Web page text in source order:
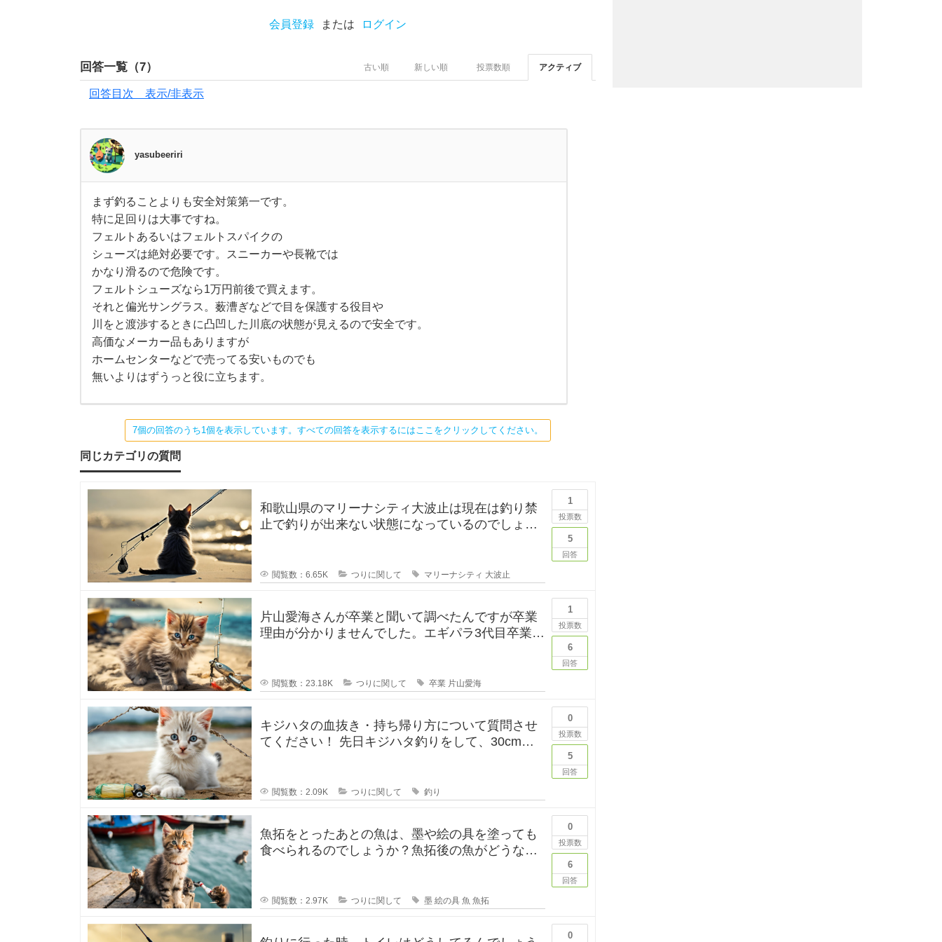
す
。
人
気
の
魚
種
や
、
そ
れ
適
し
た
初
心
者
向
け
の
タ
ッ
ク
ル
、
テ
会員登録 または ログイン
回答一覧（7） アクティブ
投票数順
新しい順
古い順
回答目次 表示/非表示
yasubeeriri
ま
ず
釣
る
こ
と
よ
り
も
安
全
対
策
第
一
で
。
り
は
事
す
ね
。
まず釣ることよりも安全対策第一です。
特に足回りは大事ですね。
フェルトあるいはフェルトスパイクの
シューズは絶対必要です。スニーカーや長靴では
かなり滑るので危険です。
フェルトシューズなら1万円前後で買えます。
それと偏光サングラス。薮漕ぎなどで目を保護する役目や
川をと渡渉するときに凸凹した川底の状態が見えるので安全です。
高価なメーカー品もありますが
ホームセンターなどで売ってる安いものでも
無いよりはずうっと役に立ちます。
7個の回答のうち1個を表示しています。すべての回答を表示するにはここをクリックしてください。
同じカテゴリの質問
和歌山県のマリーナシティ大波止は現在は釣り禁
止で釣りが出来ない状態になっているのでしょう
閲覧数：6.65K つりに関して マリーナシティ 大波止
1
投票数
5
回答
片山愛海さんが卒業と聞いて調べたんですが卒業
理由が分かりませんでした。エギパラ3代目卒業回
閲覧数：23.18K つりに関して 卒業 片山愛海
1
投票数
6
回答
キジハタの血抜き・持ち帰り方について質問させ
てください！ 先日キジハタ釣りをして、30cm台
閲覧数：2.09K つりに関して 釣り
0
投票数
5
回答
魚拓をとったあとの魚は、墨や絵の具を塗っても
食べられるのでしょうか？魚拓後の魚がどうなる
閲覧数：2.97K つりに関して 墨 絵の具 魚 魚拓
0
投票数
6
回答
0